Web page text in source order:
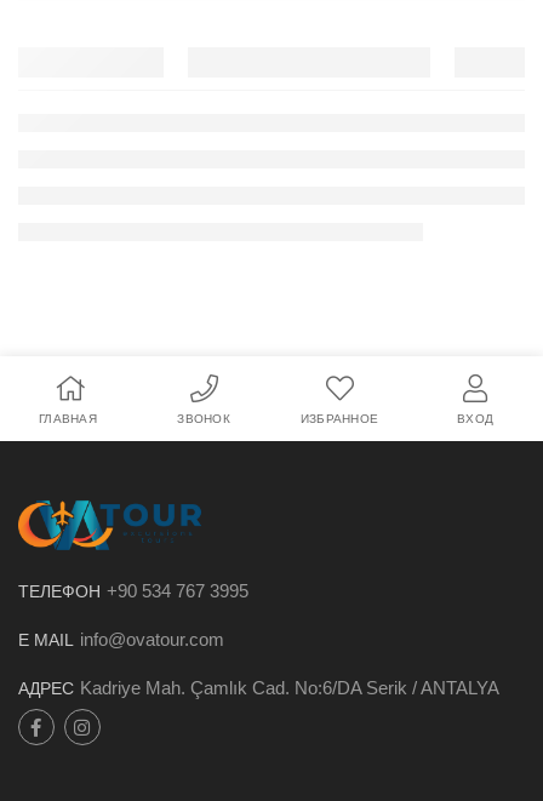
ГЛАВНАЯ ЗВОНОК ИЗБРАННОЕ ВХОД
ТЕЛЕФОН +90 534 767 3995
E MAIL info@ovatour.com
АДРЕС Kadriye Mah. Çamlık Cad. No:6/DA Serik / ANTALYA